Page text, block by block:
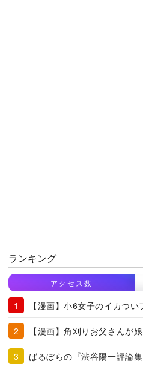
ランキング
アクセス数
【漫画】小6女子のイカつい
【漫画】角刈りお父さんが
ばるぼらの『渋谷陽一評論